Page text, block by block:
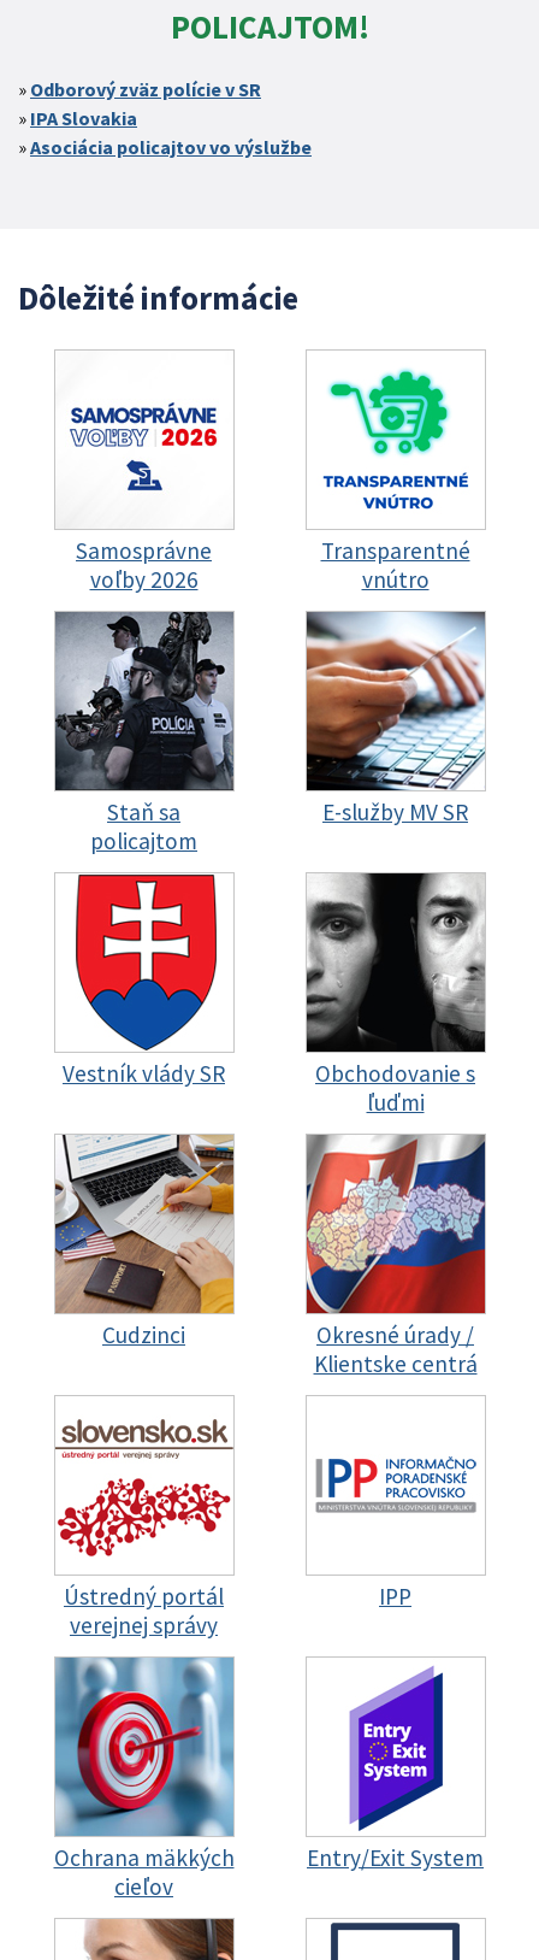
POLICAJTOM!
Odborový zväz polície v SR
IPA Slovakia
Asociácia policajtov vo výslužbe
Dôležité informácie
Samosprávne
voľby 2026
Transparentné
vnútro
Staň sa
policajtom
E-služby MV SR
Vestník vlády SR
Obchodovanie s
ľuďmi
Cudzinci
Okresné úrady /
Klientske centrá
Ústredný portál
verejnej správy
IPP
Ochrana mäkkých
cieľov
Entry/Exit System